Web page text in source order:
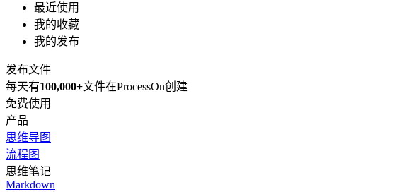
最近使用
我的收藏
我的发布
发布文件
每天有100,000+文件在ProcessOn创建
免费使用
产品
思维导图
流程图
思维笔记
Markdown